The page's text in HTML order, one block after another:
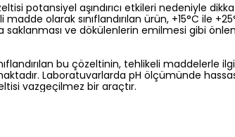
potansiyel aşındırıcı etkileri nedeniyle
madde olarak sınıflandırılan ürün, +15°C ile
saklanması ve dökülenlerin emilmesi gibi
bu çözeltinin, tehlikeli maddelerle
Laboratuvarlarda pH ölçümünde
vazgeçilmez bir araçtır.